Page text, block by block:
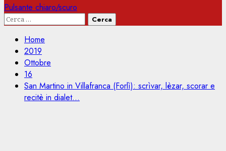
Pulsante chiaro/scuro
Ricerca
Home
2019
Ottobre
16
San Martino in Villafranca (Forlì): scrìvar, lèzar, scorar e
recitè in dialet…